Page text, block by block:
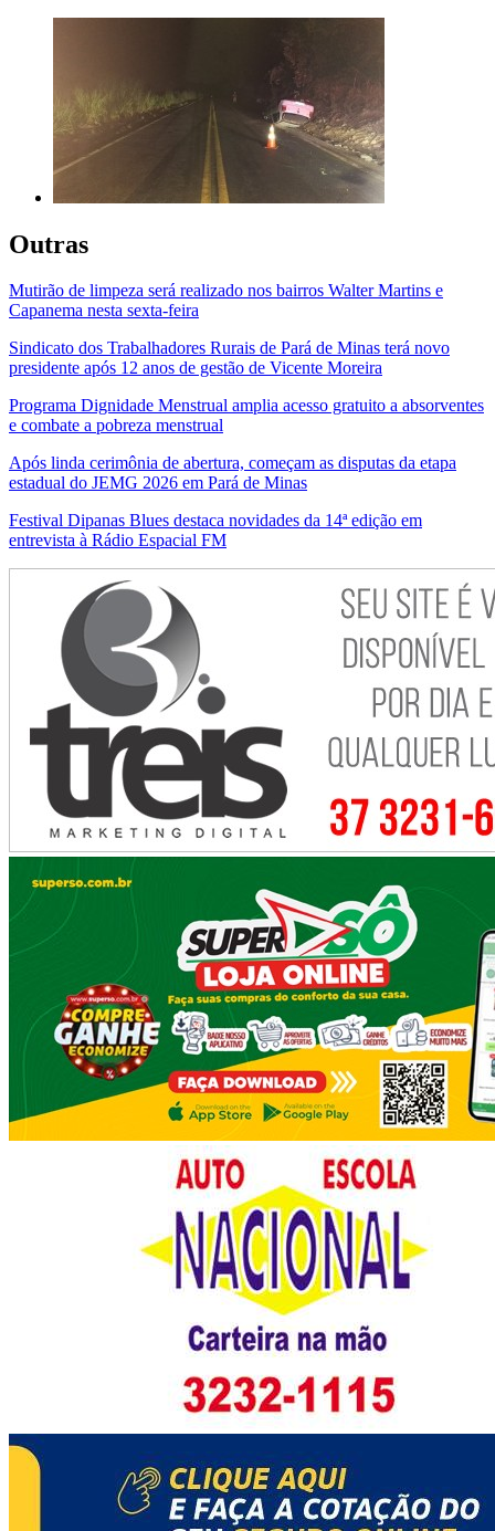
Outras
Mutirão de limpeza será realizado nos bairros Walter Martins e
Capanema nesta sexta-feira
Sindicato dos Trabalhadores Rurais de Pará de Minas terá novo
presidente após 12 anos de gestão de Vicente Moreira
Programa Dignidade Menstrual amplia acesso gratuito a absorventes
e combate a pobreza menstrual
Após linda cerimônia de abertura, começam as disputas da etapa
estadual do JEMG 2026 em Pará de Minas
Festival Dipanas Blues destaca novidades da 14ª edição em
entrevista à Rádio Espacial FM